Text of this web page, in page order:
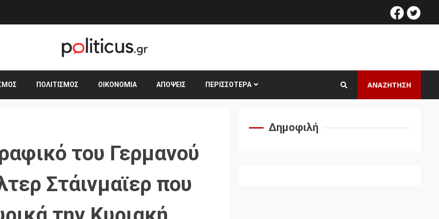
facebook
ΠΟΛΙΤΙΣΜΌΣ ΟΙΚΟΝΟΜΊΑ ΑΠΌΨΕΙΣ ΠΕΡΙΣΣΌΤΕΡΑ ΑΝΑΖΗΤΗΣΗ
του Γερμανού
Στάινμαϊερ που
Δημοφιλή